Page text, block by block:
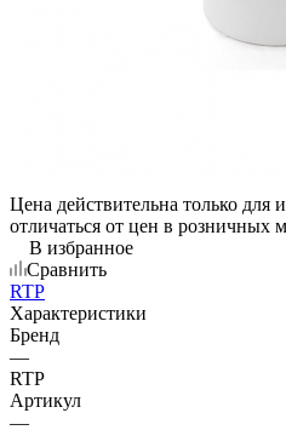
Цена действительна только для
отличаться от цен в розничных
В избранное
Сравнить
RTP
Характеристики
Бренд
—
RTP
Артикул
—